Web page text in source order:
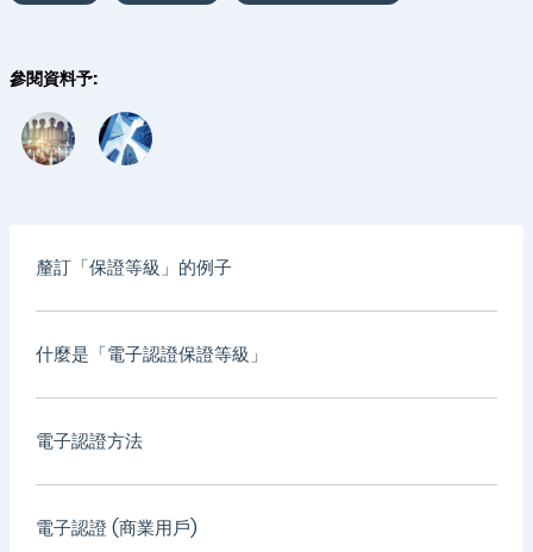
釐訂「保證等級」的例子
什麼是「電子認證保證等級」
電子認證方法
電子認證 (商業用戶)
參閱資料予: